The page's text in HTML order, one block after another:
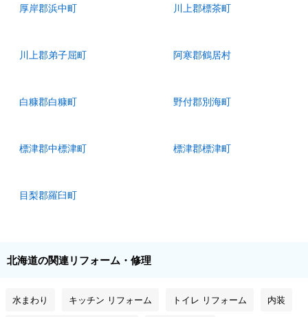
厚岸郡浜中町 川上郡標茶町
川上郡弟子屈町 阿寒郡鶴居村
白糠郡白糠町 野付郡別海町
標津郡中標津町 標津郡標津町
目梨郡羅臼町
北海道の関連リフォーム・修理
水まわり キッチン リフォーム トイレ リフォーム 内装